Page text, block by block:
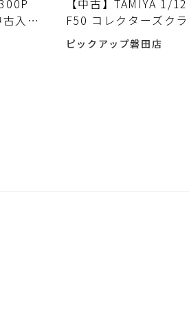
入荷
【中古】TAMIYA 1/
F50 コレクターズク
ル メタルダイキャス
箱破れ有 FERRARI タ
ピックアップ磐田店